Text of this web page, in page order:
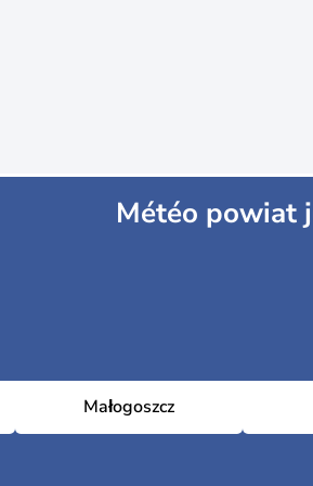
Météo powiat
Małogoszcz